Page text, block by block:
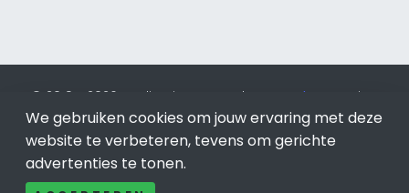
© 2019 - 2026 Realisatie en SEO door SEO-bureau
Lion
Internet. Betaal alleen voor bewezen resultaten?SEO
optimalisatie No Cure No Pay.Amsterdamis onderdeel van
Lion Internet.
We gebruiken cookies om jouw ervaring met deze
website te verbeteren, tevens om gerichte
advertenties te tonen.